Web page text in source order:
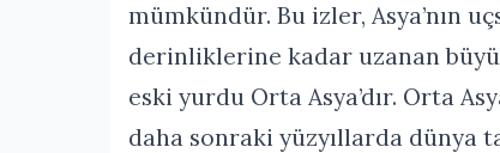
mümkündür. Bu izler, Asya’nın
derinliklerine kadar uzanan
eski yurdu Orta Asya’dır. Orta
daha sonraki yüzyıllarda dünya